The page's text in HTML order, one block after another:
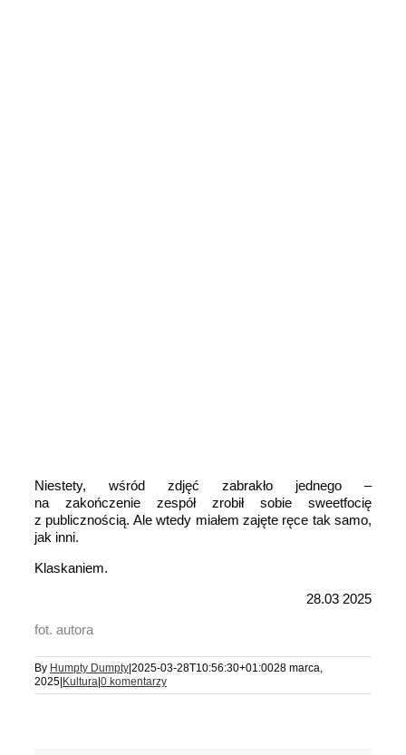
Niestety, wśród zdjęć zabrakło jednego –
na zakończenie zespół zrobił sobie sweetfocię
z publicznością. Ale wtedy miałem zajęte ręce tak samo,
jak inni.
Klaskaniem.
28.03 2025
fot. autora
By Humpty Dumpty|2025-03-28T10:56:30+01:0028 marca,
2025|Kultura|0 komentarzy